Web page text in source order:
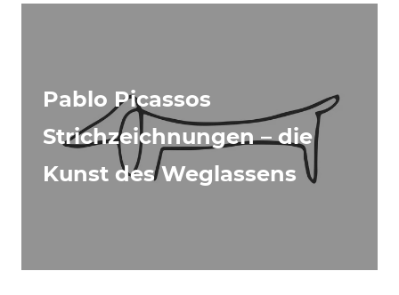
Pablo Picassos
Strichzeichnungen – die
Kunst des Weglassens